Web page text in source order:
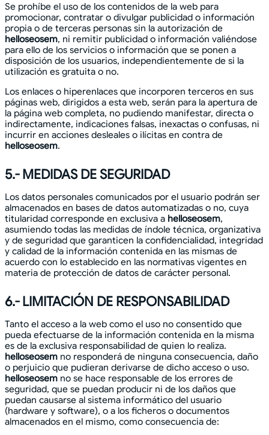
Se prohíbe el uso de los contenidos de la web para
promocionar, contratar o divulgar publicidad o información
propia o de terceras personas sin la autorización de
helloseosem, ni remitir publicidad o información valiéndose
para ello de los servicios o información que se ponen a
disposición de los usuarios, independientemente de si la
utilización es gratuita o no.
Los enlaces o hiperenlaces que incorporen terceros en sus
páginas web, dirigidos a esta web, serán para la apertura de
la página web completa, no pudiendo manifestar, directa o
indirectamente, indicaciones falsas, inexactas o confusas, ni
incurrir en acciones desleales o ilícitas en contra de
helloseosem.
5.- MEDIDAS DE SEGURIDAD
Los datos personales comunicados por el usuario podrán ser
almacenados en bases de datos automatizadas o no, cuya
titularidad corresponde en exclusiva a helloseosem,
asumiendo todas las medidas de índole técnica, organizativa
y de seguridad que garanticen la confidencialidad, integridad
y calidad de la información contenida en las mismas de
acuerdo con lo establecido en las normativas vigentes en
materia de protección de datos de carácter personal.
6.- LIMITACIÓN DE RESPONSABILIDAD
Tanto el acceso a la web como el uso no consentido que
pueda efectuarse de la información contenida en la misma
es de la exclusiva responsabilidad de quien lo realiza.
helloseosem no responderá de ninguna consecuencia, daño
o perjuicio que pudieran derivarse de dicho acceso o uso.
helloseosem no se hace responsable de los errores de
seguridad, que se puedan producir ni de los daños que
puedan causarse al sistema informático del usuario
(hardware y software), o a los ficheros o documentos
almacenados en el mismo, como consecuencia de: